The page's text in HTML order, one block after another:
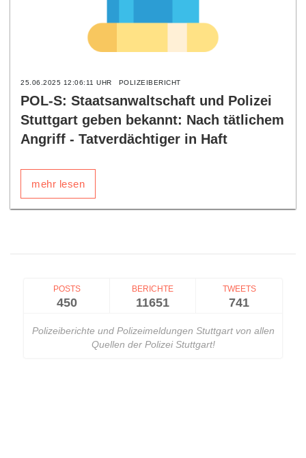
25.06.2025 12:06:11 UHR POLIZEIBERICHT
POL-S: Staatsanwaltschaft und Polizei
Stuttgart geben bekannt: Nach tätlichem
Angriff - Tatverdächtiger in Haft
mehr lesen
POSTS
450
BERICHTE
11651
TWEETS
741
Polizeiberichte und Polizeimeldungen Stuttgart von allen
Quellen der Polizei Stuttgart!